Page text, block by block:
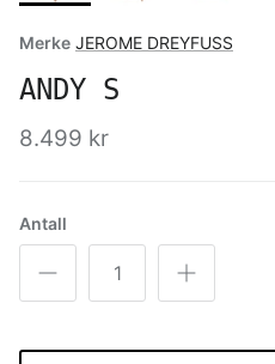
Merke JEROME DREYFUSS
ANDY S
8.499 kr
Antall